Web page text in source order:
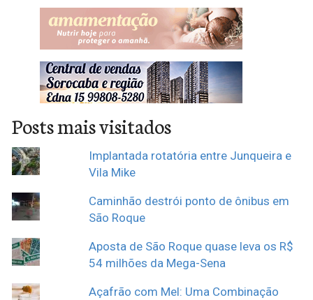
Posts mais visitados
Implantada rotatória entre Junqueira e
Vila Mike
Caminhão destrói ponto de ônibus em
São Roque
Aposta de São Roque quase leva os R$
54 milhões da Mega-Sena
Açafrão com Mel: Uma Combinação